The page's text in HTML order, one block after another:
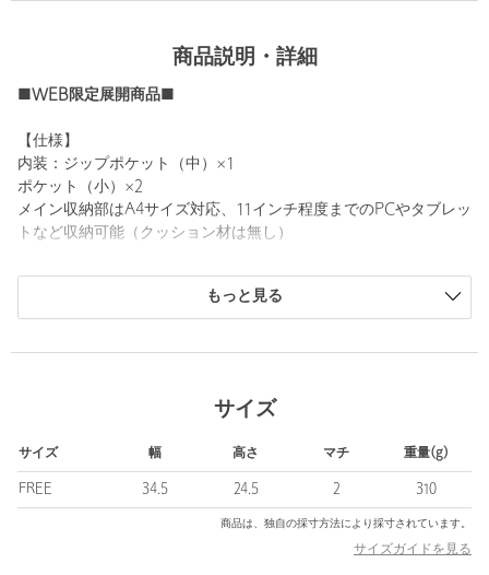
商品説明・詳細
■WEB限定展開商品■
【仕様】
内装：ジップポケット（中）×1
ポケット（小）×2
メイン収納部はA4サイズ対応、11インチ程度までのPCやタブレッ
トなど収納可能（クッション材は無し）
外装：ジップポケット（中）×1 （内部にポケット（小）×2 ペン
ホルダー×1 着脱式キーホルダーを搭載）
■メーカー品番：BRF488219
1998年、真の “ミリタリズム” を追求し、卓越した機能美を持つラ
ブランドを代表する MADE IN USAモデルをはじめ、現在ではビ
ジネス・トラベル・スポーツ・デイリーまで幅広いラインナップ
を展開しています。
安心して使えるようQuality （クオリティ） ・ Craftsmanship
（クラフツマンシップ）・Creativity （クリエイティビティ）を遵
もっと見る
サイズ
サイズ 幅 高さ マチ 重量(g)
FREE 34.5 24.5 2 310
商品は、独自の採寸方法により採寸されています。
サイズガイドを見る